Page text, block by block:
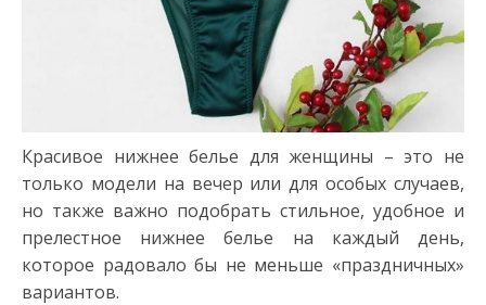
Красивое нижнее белье для женщины – это не
только модели на вечер или для особых случаев,
но также важно подобрать стильное, удобное и
прелестное нижнее белье на каждый день,
которое радовало бы не меньше «праздничных»
вариантов.